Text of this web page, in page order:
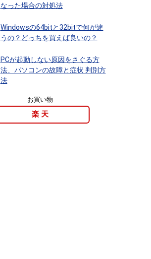
なった場合の対処法
Windowsの64bitと32bitで何が違
うの？どっちを買えば良いの？
PCが起動しない原因をさぐる方
法、パソコンの故障と症状 判別方
法
お買い物
楽 天